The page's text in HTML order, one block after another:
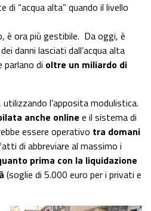
“acqua alta” quando il livello
è ora più gestibile. Da oggi, è
danni lasciati dall’acqua alta
parlano di oltre un miliardo di
l’apposita modulistica.
anche online e il sistema di
essere operativo tra domani
di abbreviare al massimo i
prima con la liquidazione
(soglie di 5.000 euro per i privati e